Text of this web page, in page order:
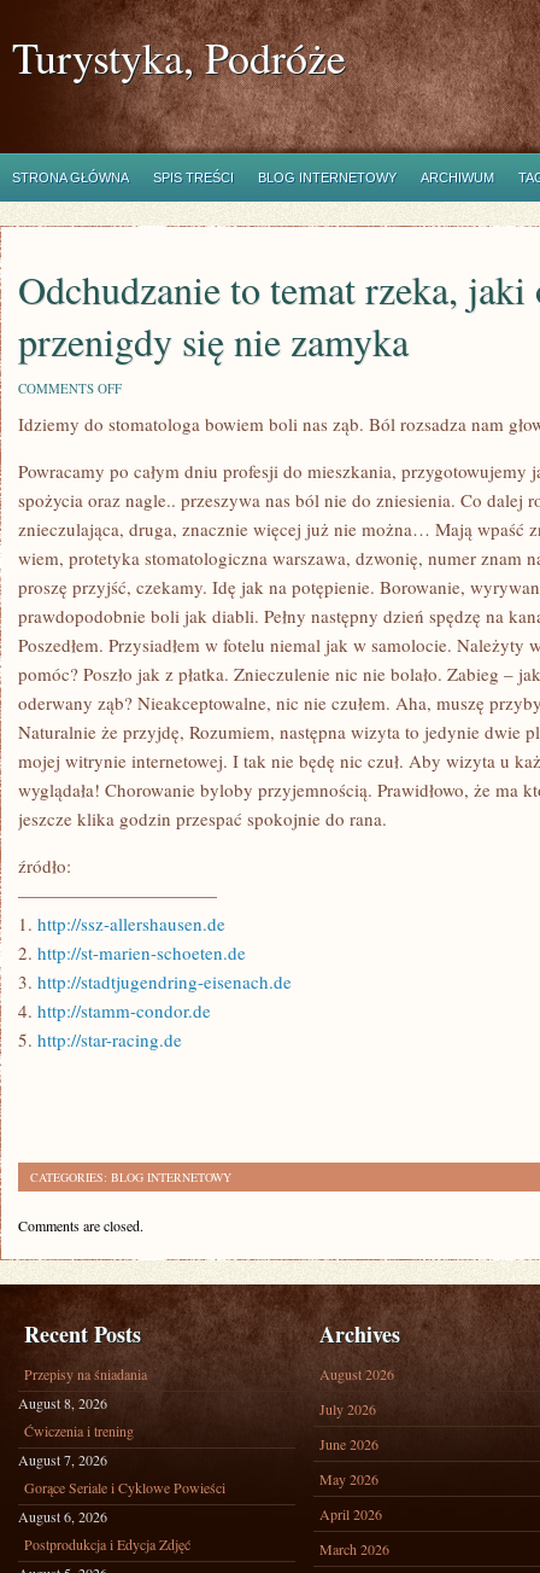
Turystyka, Podróże
STRONA GŁÓWNA SPIS TREŚCI BLOG INTERNETOWY ARCHIWUM
Odchudzanie to temat rzeka,
przenigdy się nie zamyka
COMMENTS OFFON
TO
JAKI
ODPOWIEDNIO
PRZENIGDY
SIĘ
NIE
ZAMYKA
Idziemy do stomatologa bowiem boli nas ząb. Ból rozsadza nam
Powracamy po całym dniu profesji do mieszkania, przygotowujemy
spożycia oraz nagle.. przeszywa nas ból nie do zniesienia. Co dalej
znieczulająca, druga, znacznie więcej już nie można… Mają
wiem, protetyka stomatologiczna warszawa, dzwonię, numer znam
proszę przyjść, czekamy. Idę jak na potępienie. Borowanie,
prawdopodobnie boli jak diabli. Pełny następny dzień spędzę na
Poszedłem. Przysiadłem w fotelu niemal jak w samolocie. Należyty
pomóc? Poszło jak z płatka. Znieczulenie nic nie bolało. Zabieg –
oderwany ząb? Nieakceptowalne, nic nie czułem. Aha, muszę
Naturalnie że przyjdę, Rozumiem, następna wizyta to jedynie dwie
mojej witrynie internetowej. I tak nie będę nic czuł. Aby wizyta u
wyglądała! Chorowanie byloby przyjemnością. Prawidłowo, że ma
jeszcze klika godzin przespać spokojnie do rana.
źródło:
———————————
1. http://ssz-allershausen.de
2. http://st-marien-schoeten.de
3. http://stadtjugendring-eisenach.de
4. http://stamm-condor.de
5. http://star-racing.de
CATEGORIES: BLOG INTERNETOWY
Comments are closed.
Recent Posts
Przepisy na śniadania
August 8, 2026
Ćwiczenia i trening
August 7, 2026
Gorące Seriale i Cyklowe Powieści
August 6, 2026
Postprodukcja i Edycja Zdjęć
Archives
August 2026
July 2026
June 2026
May 2026
April 2026
March 2026